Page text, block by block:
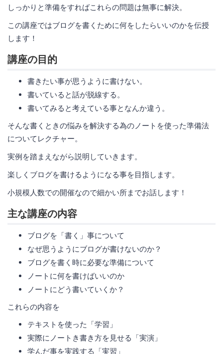
しっかりと準備をすればこれらの問題は無事に解決。
この講座ではブログを書くために何をしたらいいのかを伝授
します！
講座の目的
書きたい事が思うように書けない。
書いていると話が脱線する。
書いてみると考えている事となんか違う。
そんな書くときの悩みを解決する為のノートを使った準備法
についてレクチャー。
実例を踏まえながら説明していきます。
楽しくブログを書けるようになる事を目指します。
小規模人数での開催なので細かい所までお話します！
主な講座の内容
ブログを「書く」事について
なぜ思うようにブログが書けないのか？
ブログを書く時に必要な準備について
ノートに何を書けばいいのか
ノートにどう書いていくか？
これらの内容を
テキストを使った「学習」
実際にノートき書き方を見せる「実演」
学んだ事を実践する「実習」